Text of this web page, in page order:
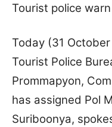
Tourist police
Today (31
Tourist Police
Prommapyon,
has assigned Pol
Suriboonya,